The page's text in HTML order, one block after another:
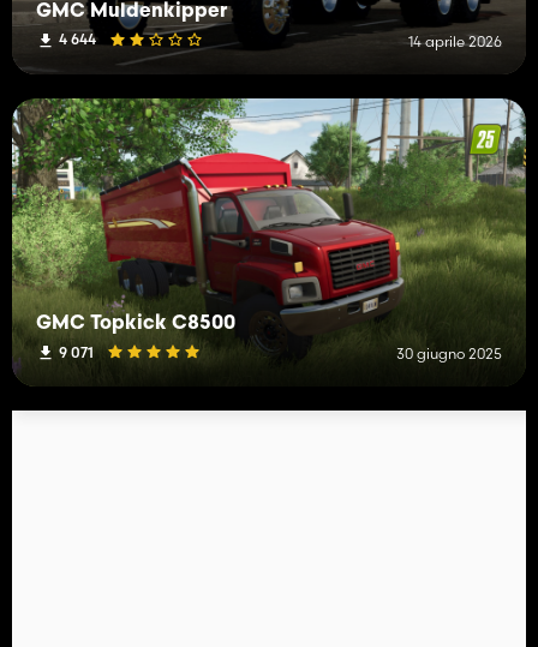
GMC Muldenkipper
4 644 14 aprile 2026
GMC Topkick C8500
9 071 30 giugno 2025